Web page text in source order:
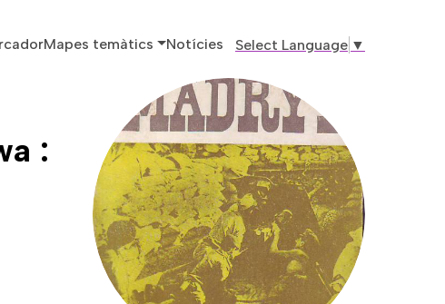
principal
Mapes temàtics Notícies Select Language ▼
: